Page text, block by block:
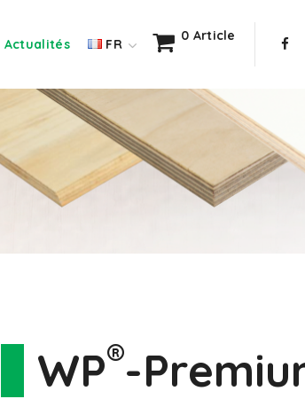
Actualités FR
0 Article
WP®-